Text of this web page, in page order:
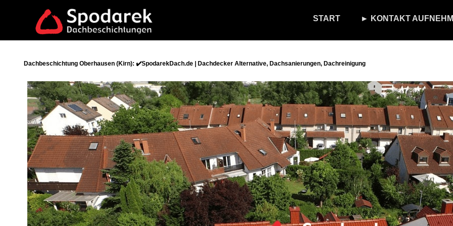
START ► KONTAKT
Dachbeschichtung Oberhausen (Kirn): ✔️SpodarekDach.de | Dachdecker Alternative, Dachsanierungen, Dachreinigung